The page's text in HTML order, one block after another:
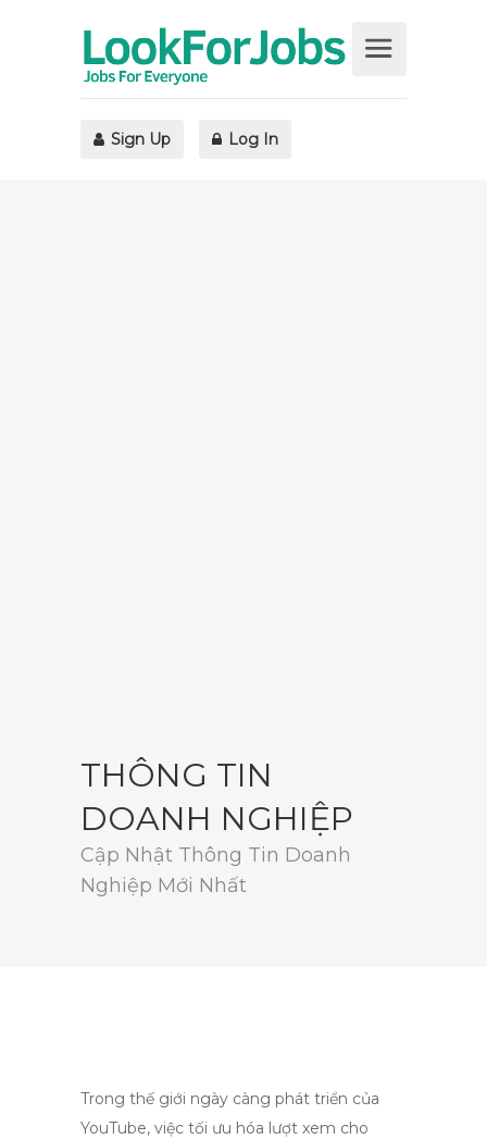
Sign Up Log In
THÔNG TIN
DOANH NGHIỆP
Cập Nhật Thông Tin Doanh
Nghiệp Mới Nhất
Trong thế giới ngày càng phát triển của
YouTube, việc tối ưu hóa lượt xem cho